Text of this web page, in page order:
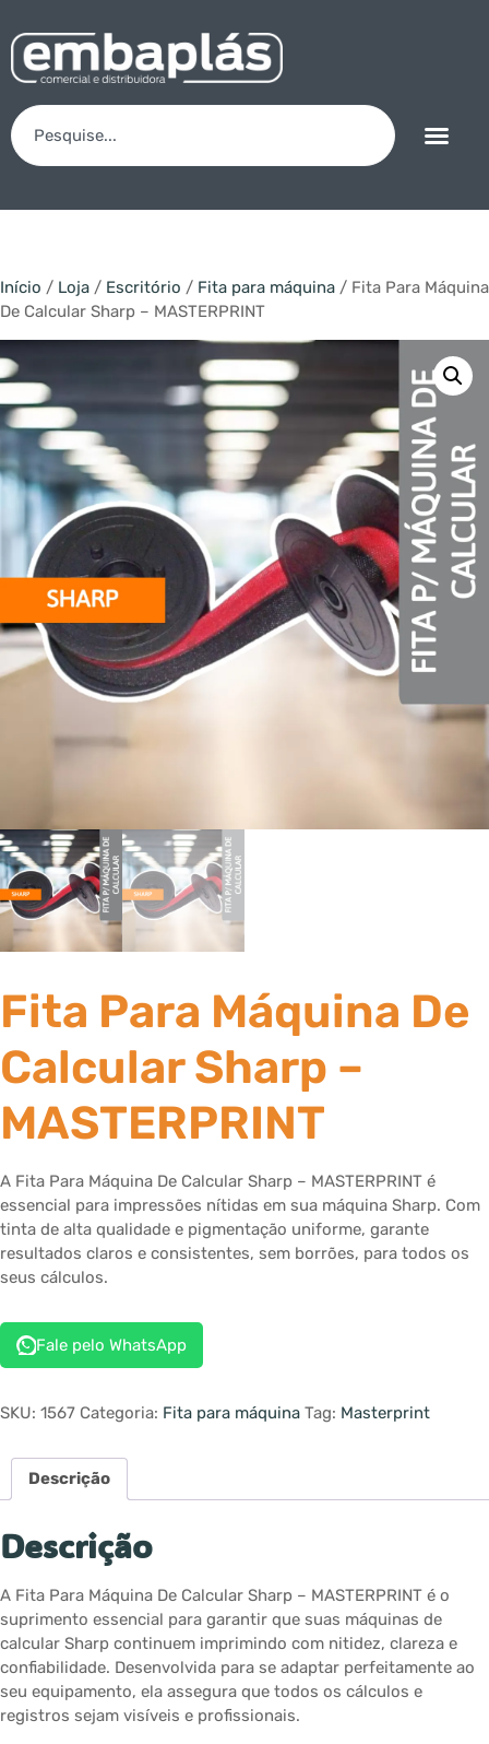
Início / Loja / Escritório / Fita para máquina / Fita Para Máquina
De Calcular Sharp – MASTERPRINT
Fita Para Máquina De
Calcular Sharp –
MASTERPRINT
A Fita Para Máquina De Calcular Sharp – MASTERPRINT é
essencial para impressões nítidas em sua máquina Sharp. Com
tinta de alta qualidade e pigmentação uniforme, garante
resultados claros e consistentes, sem borrões, para todos os
seus cálculos.
Fale pelo WhatsApp
SKU: 1567 Categoria: Fita para máquina Tag: Masterprint
Descrição
Descrição
A Fita Para Máquina De Calcular Sharp – MASTERPRINT é o
suprimento essencial para garantir que suas máquinas de
calcular Sharp continuem imprimindo com nitidez, clareza e
confiabilidade. Desenvolvida para se adaptar perfeitamente ao
seu equipamento, ela assegura que todos os cálculos e
registros sejam visíveis e profissionais.